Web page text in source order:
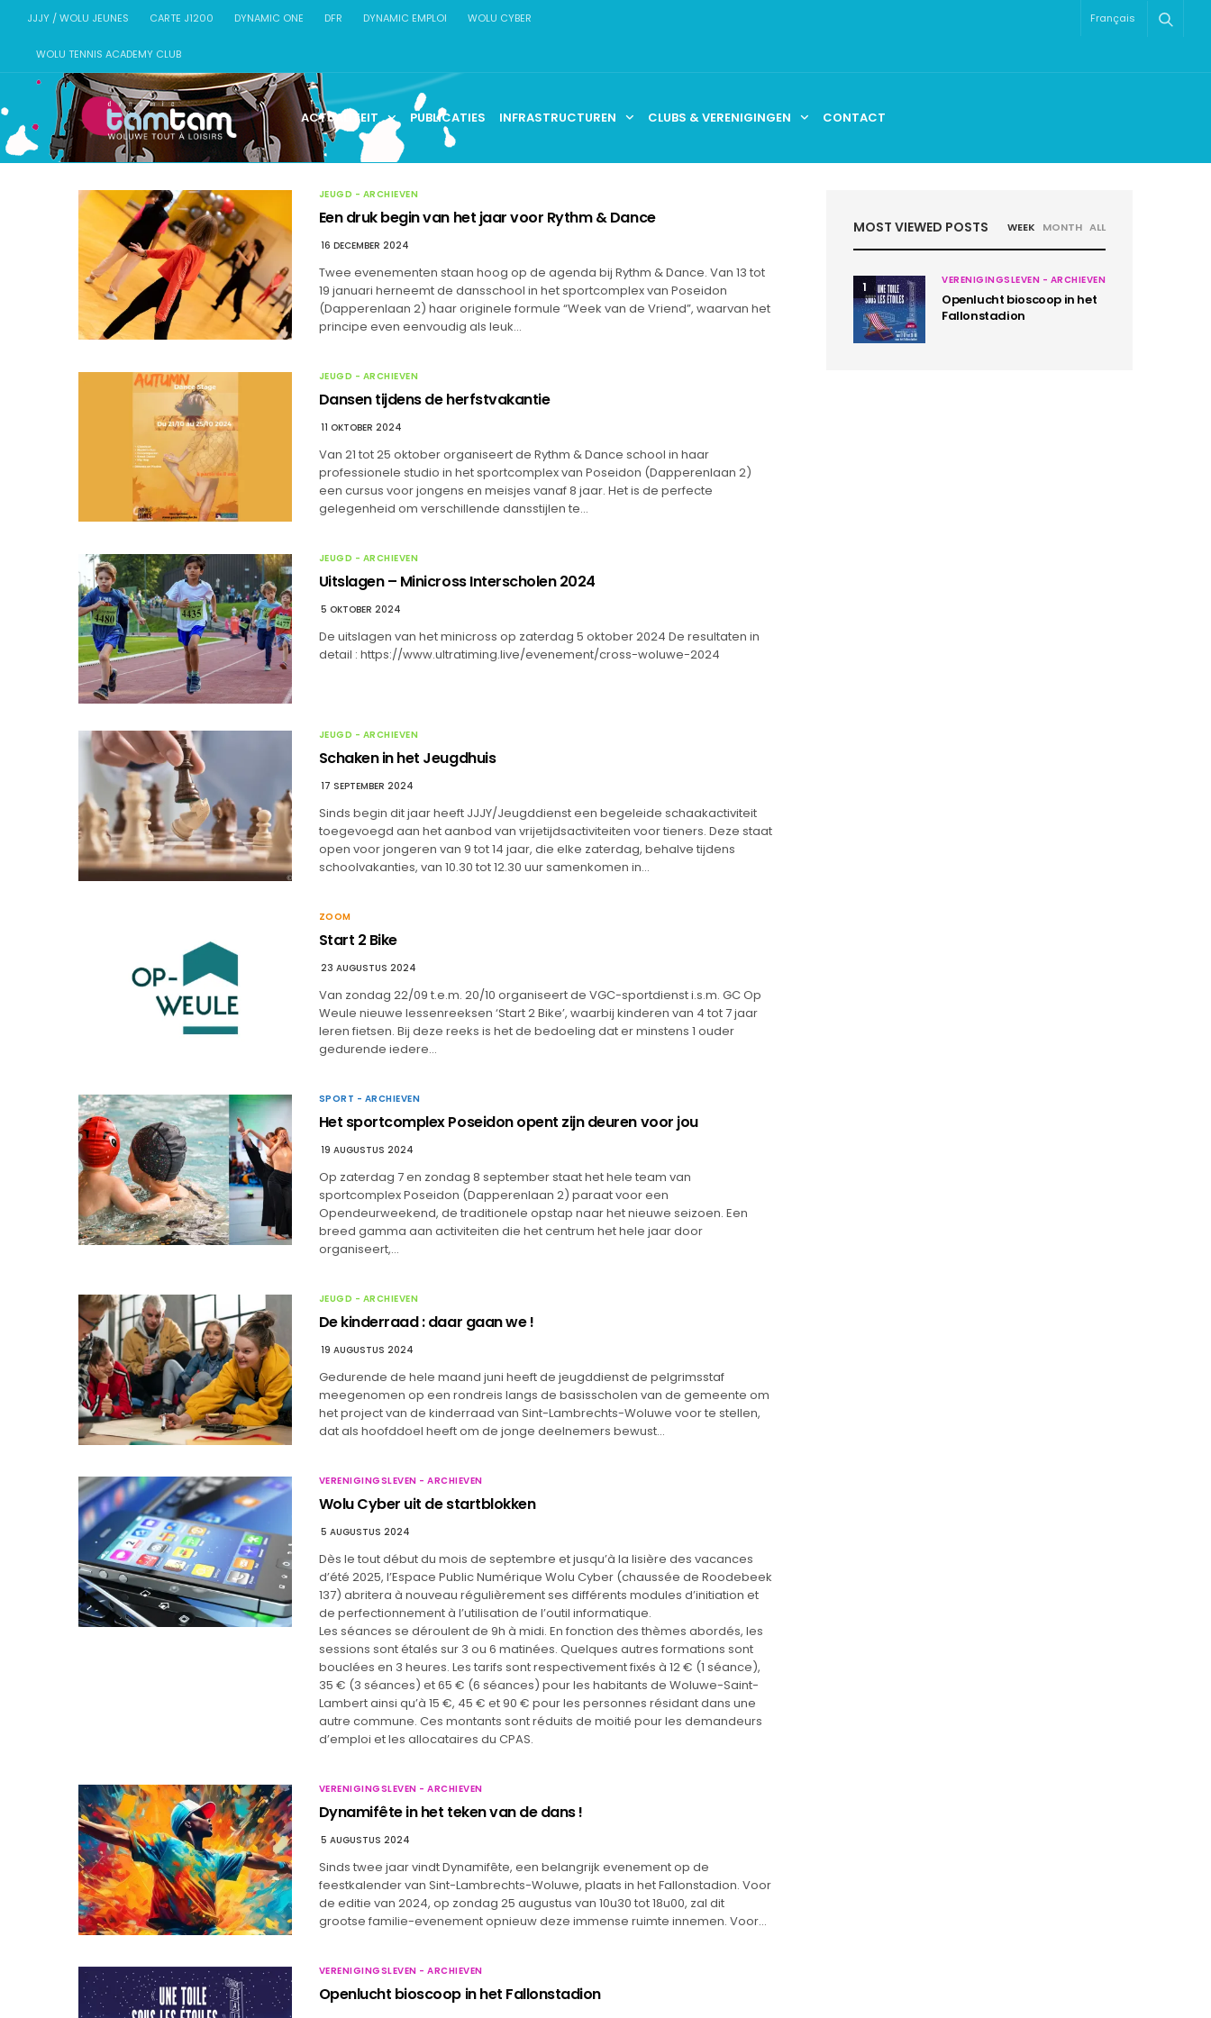
JJJY / WOLU JEUNES CARTE J1200 DYNAMIC ONE DFR DYNAMIC EMPLOI WOLU CYBER
WOLU TENNIS ACADEMY CLUB
Français
ACTUALITEIT PUBLICATIES INFRASTRUCTUREN CLUBS & VERENIGINGEN CONTACT
JEUGD - ARCHIEVEN
Een druk begin van het jaar voor Rythm & Dance
16 DECEMBER 2024
Twee evenementen staan hoog op de agenda bij Rythm & Dance. Van 13 tot
19 januari herneemt de dansschool in het sportcomplex van Poseidon
(Dapperenlaan 2) haar originele formule “Week van de Vriend”, waarvan het
principe even eenvoudig als leuk…
JEUGD - ARCHIEVEN
Dansen tijdens de herfstvakantie
11 OKTOBER 2024
Van 21 tot 25 oktober organiseert de Rythm & Dance school in haar
professionele studio in het sportcomplex van Poseidon (Dapperenlaan 2)
een cursus voor jongens en meisjes vanaf 8 jaar. Het is de perfecte
gelegenheid om verschillende dansstijlen te…
JEUGD - ARCHIEVEN
Uitslagen – Minicross Interscholen 2024
5 OKTOBER 2024
De uitslagen van het minicross op zaterdag 5 oktober 2024 De resultaten in
detail : https://www.ultratiming.live/evenement/cross-woluwe-2024
JEUGD - ARCHIEVEN
Schaken in het Jeugdhuis
17 SEPTEMBER 2024
Sinds begin dit jaar heeft JJJY/Jeugddienst een begeleide schaakactiviteit
toegevoegd aan het aanbod van vrijetijdsactiviteiten voor tieners. Deze staat
open voor jongeren van 9 tot 14 jaar, die elke zaterdag, behalve tijdens
schoolvakanties, van 10.30 tot 12.30 uur samenkomen in…
ZOOM
Start 2 Bike
23 AUGUSTUS 2024
Van zondag 22/09 t.e.m. 20/10 organiseert de VGC-sportdienst i.s.m. GC Op
Weule nieuwe lessenreeksen ‘Start 2 Bike’, waarbij kinderen van 4 tot 7 jaar
leren fietsen. Bij deze reeks is het de bedoeling dat er minstens 1 ouder
gedurende iedere…
SPORT - ARCHIEVEN
Het sportcomplex Poseidon opent zijn deuren voor jou
19 AUGUSTUS 2024
Op zaterdag 7 en zondag 8 september staat het hele team van
sportcomplex Poseidon (Dapperenlaan 2) paraat voor een
Opendeurweekend, de traditionele opstap naar het nieuwe seizoen. Een
breed gamma aan activiteiten die het centrum het hele jaar door
organiseert,…
JEUGD - ARCHIEVEN
De kinderraad : daar gaan we !
19 AUGUSTUS 2024
Gedurende de hele maand juni heeft de jeugddienst de pelgrimsstaf
meegenomen op een rondreis langs de basisscholen van de gemeente om
het project van de kinderraad van Sint-Lambrechts-Woluwe voor te stellen,
dat als hoofddoel heeft om de jonge deelnemers bewust…
VERENIGINGSLEVEN - ARCHIEVEN
Wolu Cyber uit de startblokken
5 AUGUSTUS 2024
Dès le tout début du mois de septembre et jusqu’à la lisière des vacances
d’été 2025, l’Espace Public Numérique Wolu Cyber (chaussée de Roodebeek
137) abritera à nouveau régulièrement ses différents modules d’initiation et
de perfectionnement à l’utilisation de l’outil informatique.
Les séances se déroulent de 9h à midi. En fonction des thèmes abordés, les
sessions sont étalés sur 3 ou 6 matinées. Quelques autres formations sont
bouclées en 3 heures. Les tarifs sont respectivement fixés à 12 € (1 séance),
35 € (3 séances) et 65 € (6 séances) pour les habitants de Woluwe-Saint-
Lambert ainsi qu’à 15 €, 45 € et 90 € pour les personnes résidant dans une
autre commune. Ces montants sont réduits de moitié pour les demandeurs
d’emploi et les allocataires du CPAS.
VERENIGINGSLEVEN - ARCHIEVEN
Dynamifête in het teken van de dans !
5 AUGUSTUS 2024
Sinds twee jaar vindt Dynamifête, een belangrijk evenement op de
feestkalender van Sint-Lambrechts-Woluwe, plaats in het Fallonstadion. Voor
de editie van 2024, op zondag 25 augustus van 10u30 tot 18u00, zal dit
grootse familie-evenement opnieuw deze immense ruimte innemen. Voor…
VERENIGINGSLEVEN - ARCHIEVEN
Openlucht bioscoop in het Fallonstadion
MOST VIEWED POSTS WEEK MONTH ALL
1 VERENIGINGSLEVEN - ARCHIEVEN
Openlucht bioscoop in het
Fallonstadion